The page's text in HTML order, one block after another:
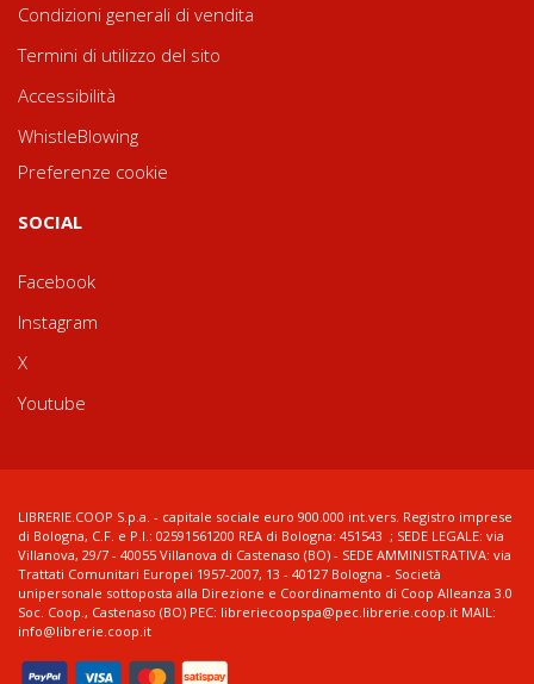
Condizioni generali di vendita
Termini di utilizzo del sito
Accessibilità
WhistleBlowing
Preferenze cookie
SOCIAL
Facebook
Instagram
X
Youtube
LIBRERIE.COOP S.p.a. - capitale sociale euro 900.000 int.vers. Registro imprese
di Bologna, C.F. e P.I.: 02591561200 REA di Bologna: 451543 ; SEDE LEGALE: via
Villanova, 29/7 - 40055 Villanova di Castenaso (BO) - SEDE AMMINISTRATIVA: via
Trattati Comunitari Europei 1957-2007, 13 - 40127 Bologna - Società
unipersonale sottoposta alla Direzione e Coordinamento di Coop Alleanza 3.0
Soc. Coop., Castenaso (BO) PEC: libreriecoopspa@pec.librerie.coop.it MAIL:
info@librerie.coop.it